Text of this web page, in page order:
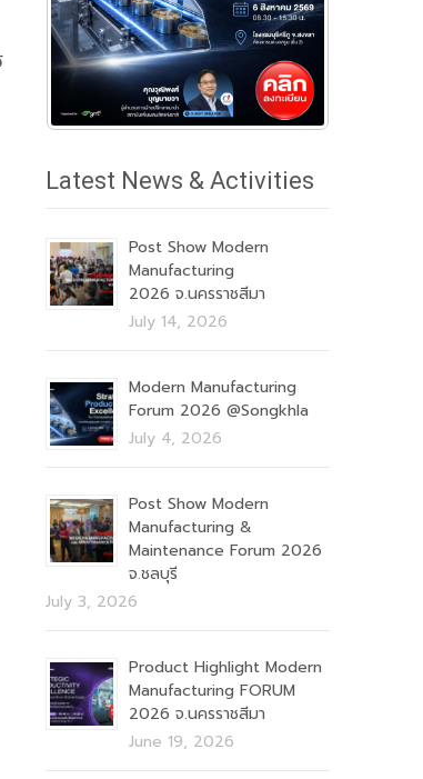
Latest News & Activities
Post Show Modern
Manufacturing
2026 จ.นครราชสีมา
July 14, 2026
Modern Manufacturing
Forum 2026 @Songkhla
July 4, 2026
Post Show Modern
Manufacturing &
Maintenance Forum 2026
จ.ชลบุรี
July 3, 2026
Product Highlight Modern
Manufacturing FORUM
2026 จ.นครราชสีมา
June 19, 2026